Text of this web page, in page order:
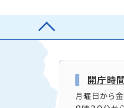
開庁時間
月曜日から